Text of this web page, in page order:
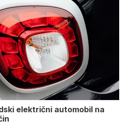
električni automobil na